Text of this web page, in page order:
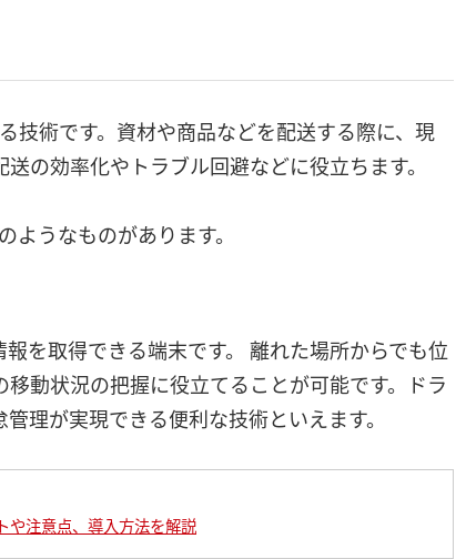
技術です。資材や商品などを配送する際に、現
の効率化やトラブル回避などに役立ちます。
うなものがあります。
を取得できる端末です。 離れた場所からでも位
動状況の把握に役立てることが可能です。ドラ
理が実現できる便利な技術といえます。
や注意点、導入方法を解説